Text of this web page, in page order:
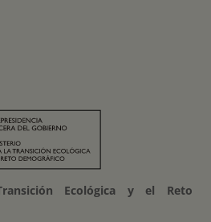
Ecológica y el Reto